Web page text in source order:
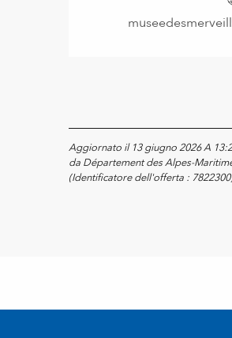
Aggiornato il 13 giugno 2026 A
da Département des Alpes-
(Identificatore dell'offerta : 7822300